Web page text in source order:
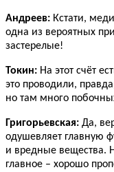
Андреев: Кстати,
одна из вероятных
застерелые!
Токин: На этот счёт
это проводили,
но там много
Григорьевская: Да,
одушевляет главную
и вредные вещества.
главное – хорошо